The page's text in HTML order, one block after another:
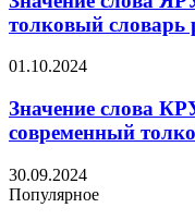
толковый словарь
01.10.2024
Значение слова
современный
30.09.2024
Популярное